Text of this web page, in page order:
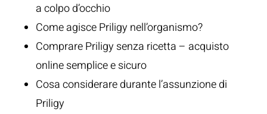
a colpo d’occhio
Come agisce Priligy nell’organismo?
Comprare Priligy senza ricetta – acquisto
online semplice e sicuro
Cosa considerare durante l’assunzione di
Priligy